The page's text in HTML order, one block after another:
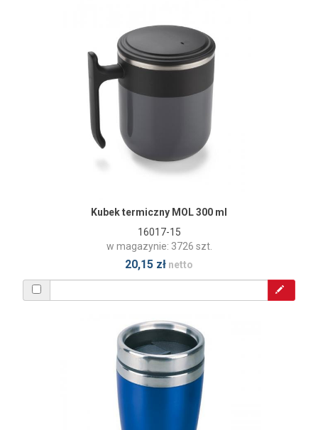
Kubek termiczny MOL 300 ml
16017-15
w magazynie: 3726 szt.
20,15 zł netto